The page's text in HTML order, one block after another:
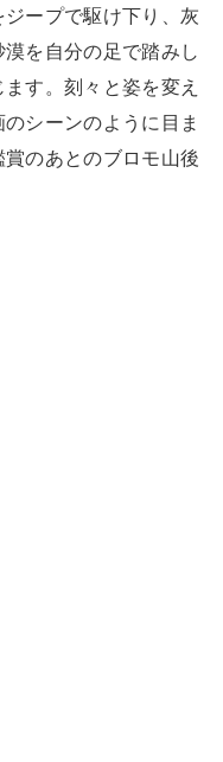
ープで駆け下り、灰
を自分の足で踏みし
す。刻々と姿を変え
シーンのように目ま
のあとのブロモ山後